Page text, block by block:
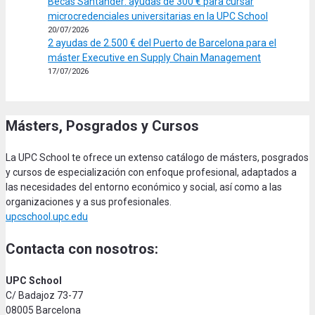
microcredenciales universitarias en la UPC School
20/07/2026
2 ayudas de 2.500 € del Puerto de Barcelona para el
máster Executive en Supply Chain Management
17/07/2026
Másters, Posgrados y Cursos
La UPC School te ofrece un extenso catálogo de másters, posgrados
y cursos de especialización con enfoque profesional, adaptados a
las necesidades del entorno económico y social, así como a las
organizaciones y a sus profesionales.
upcschool.upc.edu
Contacta con nosotros:
UPC School
C/ Badajoz 73-77
08005 Barcelona